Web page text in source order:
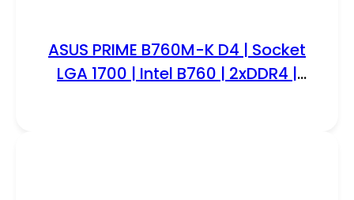
ASUS PRIME B760M-K D4 | Socket
LGA 1700 | Intel B760 | 2xDDR4 |